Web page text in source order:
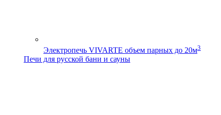
Электропечь VIVARTE объем парных до 20м3
Печи для русской бани и сауны